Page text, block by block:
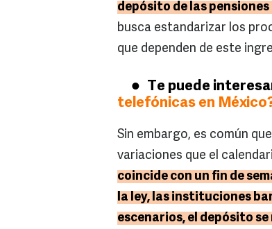
depósito de las
busca estandarizar los
que dependen de este
Te puede
telefónicas en
Sin embargo, es común
variaciones que el
coincide con un fin de
la ley, las instituciones
escenarios, el depósito